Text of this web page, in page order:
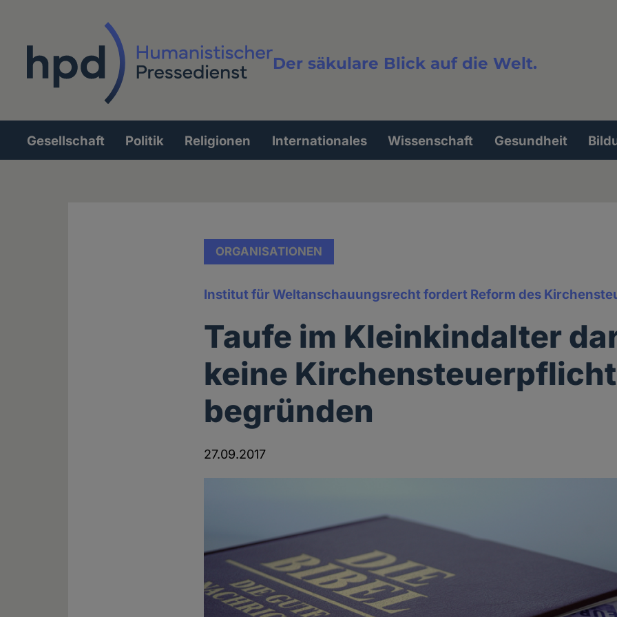
Der säkulare Blick auf die Welt.
Volltextsuche
Hauptnavigation
Gesellschaft Politik Religionen Internationales Wissenschaft Gesundheit
ORGANISATIONEN
Institut für Weltanschauungsrecht fordert Reform des
Taufe im Kleinkindalter
keine Kirchensteuerpflicht
begründen
27.09.2017